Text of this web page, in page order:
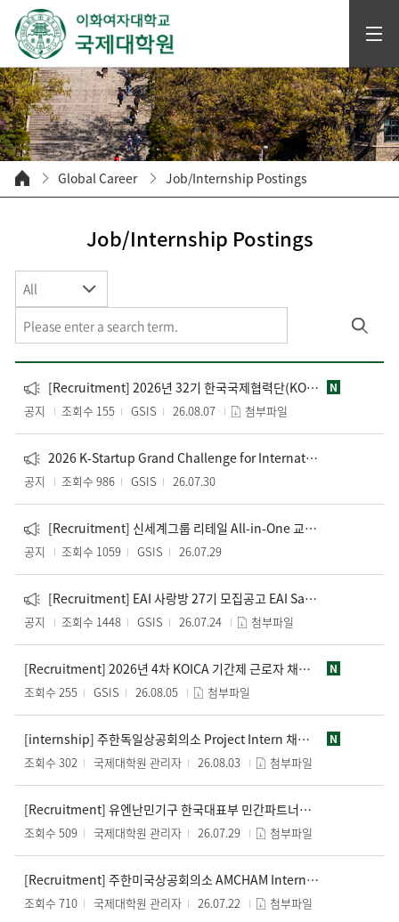
Global Career Job/Internship Postings
Job/Internship Postings
All
[Recruitment] 2026년 32기 한국국제협력단(KOICA) 해외사무소 재외공관 영프로페셔널(YP) 모집 N
공지 조회수 155 GSIS 26.08.07 첨부파일
2026 K-Startup Grand Challenge for International Students Program
공지 조회수 986 GSIS 26.07.30
[Recruitment] 신세계그룹 리테일 All-in-One 교육 과정 2기 모집 Shinsegae Group Retail All-in-One Training Course (Cohort 2) Recruitment
공지 조회수 1059 GSIS 26.07.29
[Recruitment] EAI 사랑방 27기 모집공고 EAI Sarangbang 27th Recruitment Notice
공지 조회수 1448 GSIS 26.07.24 첨부파일
[Recruitment] 2026년 4차 KOICA 기간제 근로자 채용 공고문 N
조회수 255 GSIS 26.08.05 첨부파일
[internship] 주한독일상공회의소 Project Intern 채용 안내 N
조회수 302 국제대학원 관리자 26.08.03 첨부파일
[Recruitment] 유엔난민기구 한국대표부 민간파트너십팀 HR 업무 지원 인턴 채용 / UNHCR Korea Office Private Partnership Team HR Support Intern
조회수 509 국제대학원 관리자 26.07.29 첨부파일
[Recruitment] 주한미국상공회의소 AMCHAM Internship: Government Affairs Team (1명) /
조회수 710 국제대학원 관리자 26.07.22 첨부파일